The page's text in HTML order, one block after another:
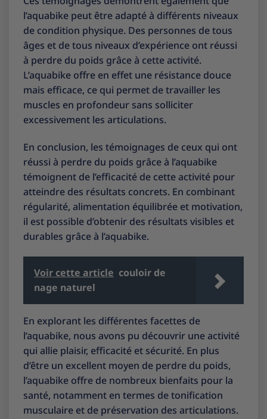
l’aquabike peut être adapté à différents niveaux
de condition physique. Des personnes de tous
âges et de tous niveaux d’expérience ont réussi
à perdre du poids grâce à cette activité.
L’aquabike offre en effet une résistance douce
mais efficace, ce qui permet de travailler les
muscles en profondeur sans solliciter
excessivement les articulations.
En conclusion, les témoignages de ceux qui ont
réussi à perdre du poids grâce à l’aquabike
témoignent de l’efficacité de cette activité pour
atteindre des résultats concrets. En combinant
régularité, alimentation équilibrée et motivation,
il est possible d’obtenir des résultats visibles et
durables grâce à l’aquabike.
Voir cette article couloir de
nage naturel
En explorant les différentes facettes de
l’aquabike, nous avons pu découvrir une activité
qui allie plaisir, efficacité et sécurité. En plus
d’être un excellent moyen de perdre du poids,
l’aquabike offre de nombreux bienfaits pour la
santé, notamment en termes de tonification
musculaire et de préservation des articulations.